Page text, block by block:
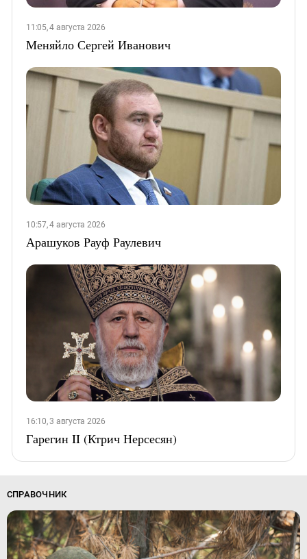
11:05, 4 августа 2026
Меняйло Сергей Иванович
10:57, 4 августа 2026
Арашуков Рауф Раулевич
16:10, 3 августа 2026
Гарегин II (Ктрич Нерсесян)
СПРАВОЧНИК